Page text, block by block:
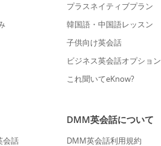
プラスネイティブプラン
韓国語・中国語レッスン
子供向け英会話
ビジネス英会話オプション
これ聞いてeKnow?
会話
DMM英会話について
DMM英会話利用規約